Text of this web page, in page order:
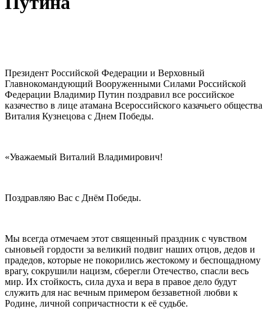
Президент Российской Федерации и Верховный
Главнокомандующий Вооруженными Силами Российской
Федерации Владимир Путин поздравил все российское
казачество в лице атамана Всероссийского казачьего общества
Виталия Кузнецова с Днем Победы.
«Уважаемый Виталий Владимирович!
Поздравляю Вас с Днём Победы.
Мы всегда отмечаем этот священный праздник с чувством
сыновьей гордости за великий подвиг наших отцов, дедов и
прадедов, которые не покорились жестокому и беспощадному
врагу, сокрушили нацизм, сберегли Отечество, спасли весь
мир. Их стойкость, сила духа и вера в правое дело будут
служить для нас вечным примером беззаветной любви к
Родине, личной сопричастности к её судьбе.